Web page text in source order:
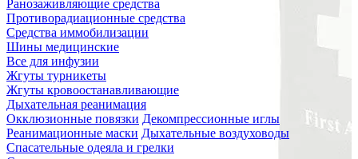
Ранозаживляющие средства
Противорадиационные средства
Средства иммобилизации
Шины медицинские
Все для инфузии
Жгуты турникеты
Жгуты кровоостанавливающие
Дыхательная реанимация
Окклюзионные повязки Декомпрессионные иглы
Реанимационные маски Дыхательные воздуховоды
Спасательные одеяла и грелки